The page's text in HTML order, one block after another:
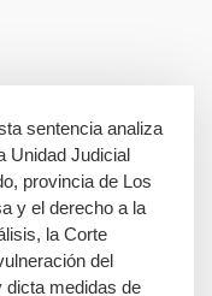
sentencia analiza
Unidad Judicial
provincia de Los
y el derecho a la
la Corte
del
dicta medidas de